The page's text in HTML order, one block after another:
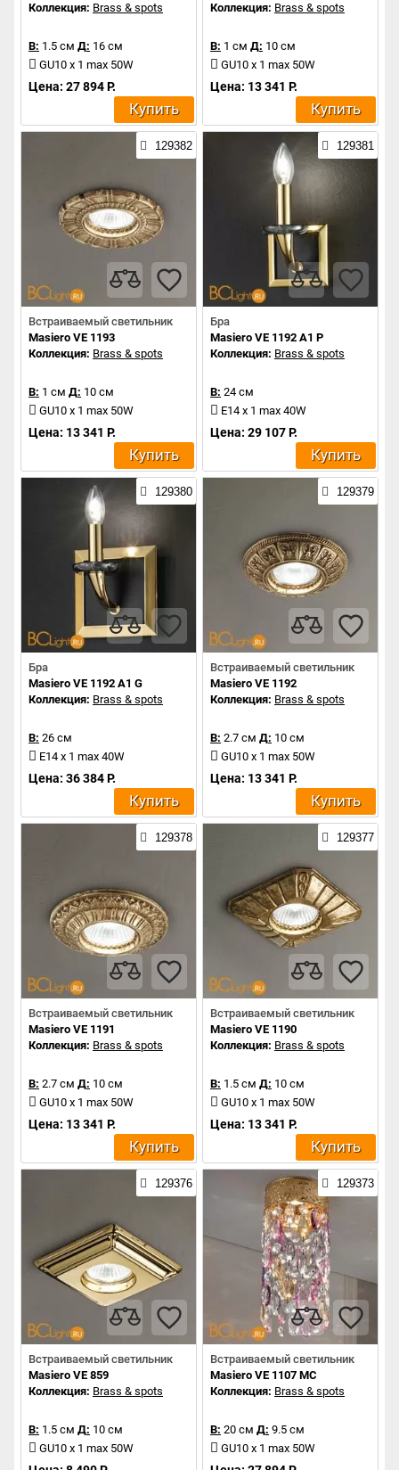
Коллекция: Brass & spots
В: 1.5 см Д: 16 см
GU10 x 1 max 50W
Цена: 27 894 Р.
Купить
Коллекция: Brass & spots
В: 1 см Д: 10 см
GU10 x 1 max 50W
Цена: 13 341 Р.
Купить
129382
Встраиваемый светильник
Masiero VE 1193
Коллекция: Brass & spots
В: 1 см Д: 10 см
GU10 x 1 max 50W
Цена: 13 341 Р.
Купить
129381
Бра
Masiero VE 1192 A1 P
Коллекция: Brass & spots
В: 24 см
E14 x 1 max 40W
Цена: 29 107 Р.
Купить
129380
Бра
Masiero VE 1192 A1 G
Коллекция: Brass & spots
В: 26 см
E14 x 1 max 40W
Цена: 36 384 Р.
Купить
129379
Встраиваемый светильник
Masiero VE 1192
Коллекция: Brass & spots
В: 2.7 см Д: 10 см
GU10 x 1 max 50W
Цена: 13 341 Р.
Купить
129378
Встраиваемый светильник
Masiero VE 1191
Коллекция: Brass & spots
В: 2.7 см Д: 10 см
GU10 x 1 max 50W
Цена: 13 341 Р.
Купить
129377
Встраиваемый светильник
Masiero VE 1190
Коллекция: Brass & spots
В: 1.5 см Д: 10 см
GU10 x 1 max 50W
Цена: 13 341 Р.
Купить
129376
Встраиваемый светильник
Masiero VE 859
Коллекция: Brass & spots
В: 1.5 см Д: 10 см
GU10 x 1 max 50W
129373
Встраиваемый светильник
Masiero VE 1107 MC
Коллекция: Brass & spots
В: 20 см Д: 9.5 см
GU10 x 1 max 50W